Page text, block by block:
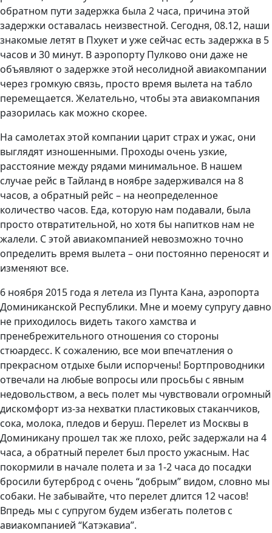
обратном пути задержка была 2 часа, причина этой
задержки оставалась неизвестной. Сегодня, 08.12, наши
знакомые летят в Пхукет и уже сейчас есть задержка в 5
часов и 30 минут. В аэропорту Пулково они даже не
объявляют о задержке этой несолидной авиакомпании
через громкую связь, просто время вылета на табло
перемещается. Желательно, чтобы эта авиакомпания
разорилась как можно скорее.
На самолетах этой компании царит страх и ужас, они
выглядят изношенными. Проходы очень узкие,
расстояние между рядами минимальное. В нашем
случае рейс в Тайланд в ноябре задерживался на 8
часов, а обратный рейс – на неопределенное
количество часов. Еда, которую нам подавали, была
просто отвратительной, но хотя бы напитков нам не
жалели. С этой авиакомпанией невозможно точно
определить время вылета – они постоянно переносят и
изменяют все.
6 ноября 2015 года я летела из Пунта Кана, аэропорта
Доминиканской Республики. Мне и моему супругу давно
не приходилось видеть такого хамства и
пренебрежительного отношения со стороны
стюардесс. К сожалению, все мои впечатления о
прекрасном отдыхе были испорчены! Бортпроводники
отвечали на любые вопросы или просьбы с явным
недовольством, а весь полет мы чувствовали огромный
дискомфорт из-за нехватки пластиковых стаканчиков,
сока, молока, пледов и беруш. Перелет из Москвы в
Доминикану прошел так же плохо, рейс задержали на 4
часа, а обратный перелет был просто ужасным. Нас
покормили в начале полета и за 1-2 часа до посадки
бросили бутерброд с очень “добрым” видом, словно мы
собаки. Не забывайте, что перелет длится 12 часов!
Впредь мы с супругом будем избегать полетов с
авиакомпанией “Катэкавиа”.